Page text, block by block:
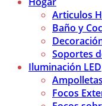
Articulos
Baño y
Soportes
Iluminación LED
Focos